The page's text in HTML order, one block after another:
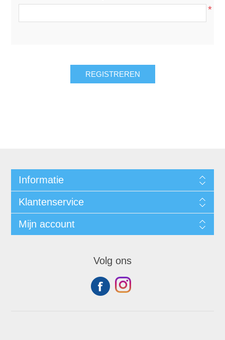
*
Informatie
Klantenservice
Mijn account
Volg ons